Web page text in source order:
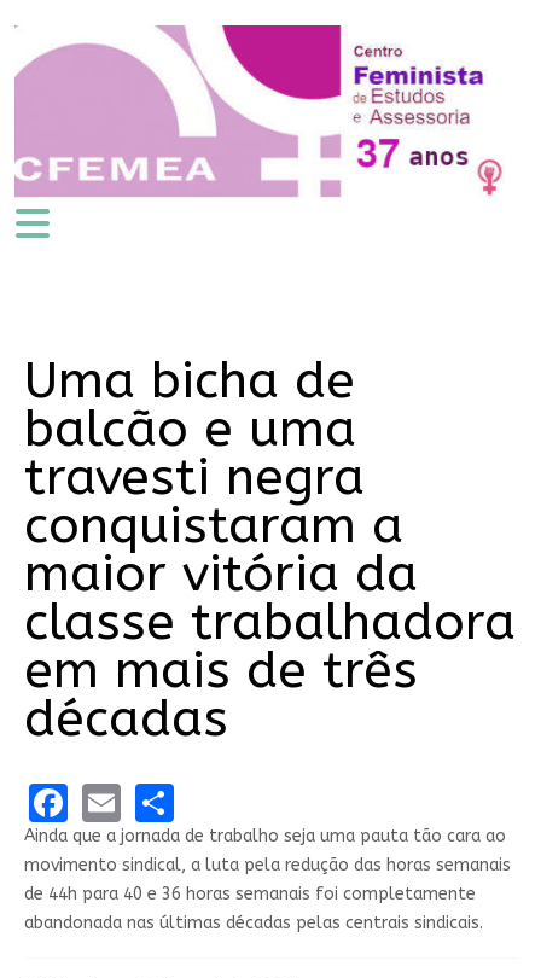
Uma bicha de
balcão e uma
travesti negra
conquistaram a
maior vitória da
classe trabalhadora
em mais de três
décadas
Facebook
EmailShare
Ainda que a jornada de trabalho seja uma pauta tão cara ao
movimento sindical, a luta pela redução das horas semanais
de 44h para 40 e 36 horas semanais foi completamente
abandonada nas últimas décadas pelas centrais sindicais.